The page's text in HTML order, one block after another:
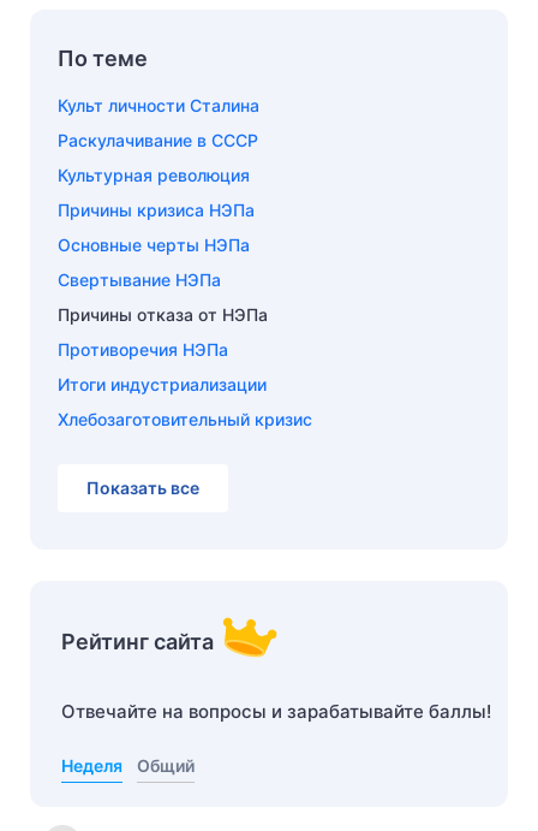
По теме
Культ личности Сталина
Раскулачивание в СССР
Культурная революция
Причины кризиса НЭПа
Основные черты НЭПа
Свертывание НЭПа
Причины отказа от НЭПа
Противоречия НЭПа
Итоги индустриализации
Хлебозаготовительный кризис
Показать все
Рейтинг сайта
Отвечайте на вопросы и зарабатывайте баллы!
Неделя Общий